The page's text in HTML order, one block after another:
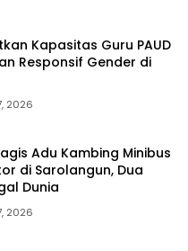
Kapasitas Guru PAUD
Responsif Gender di
2026
Adu Kambing Minibus
di Sarolangun, Dua
Dunia
2026